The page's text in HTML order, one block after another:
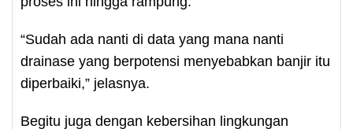
“Sudah ada nanti di data yang mana nanti
drainase yang berpotensi menyebabkan banjir itu
diperbaiki,” jelasnya.
Begitu juga dengan kebersihan lingkungan